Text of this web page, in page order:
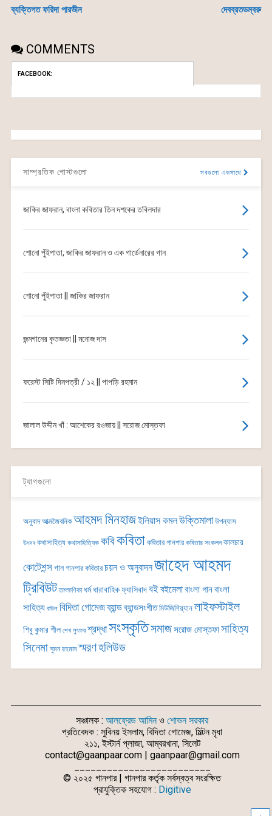
ব্যক্তিগত ফরিদা পারভীন দেবব্রতডম্বরু
COMMENTS
FACEBOOK:
সাম্প্রতিক পোস্টগুলো সবগুলো একসাথে
জাকির জাফরান, বাংলা কবিতার তিন দশকের তবিলদার
শোনো পুঁইপাতা, জাকির জাফরান ও এক গার্ডেনারের গান
শোনো পুঁইপাতা || জাকির জাফরান
জন্মগানের কৃতজ্ঞতা || মনোজ দাস
ফরেস্ট সিটি দিনপত্রী / ১২ || পাপড়ি রহমান
জালাল উদ্দীন খাঁ : আশেকের রওজায় || সরোজ মোস্তফা
ট্যাগগুলো
অনুবাদ আত্মজৈবনিক আহমদ মিনহাজইলিয়াস কমলউক্তিমালা উপন্যাস
উৎসব কথাসাহিত্য কথাসাহিত্যিক কবিকবিতা কবিতার গানপার কবিতার সংকলন কালচার
কোটেশন্সগান গানপার কবিতার চয়ন ও অনুবাদনজাহেদ আহমদ
ট্রিবিউট তাৎক্ষণিকা ধর্ম ধারাবাহিকফ্যাসিবাদবইবইমেলাবাংলা গানবাংলা
সাহিত্য বাউল বিদিতা গোমেজব্যান্ডব্যান্ডসংগীত মিউজিশিয়্যান লাইফস্টাইল
শিবু কুমার শীল শেখ লুৎফর শ্রদ্ধাসংস্কৃতিসমাজসরোজ মোস্তফাসাহিত্য
সিনেমা সুমন রহমান স্মরণহলিউড
সঞ্চালক : আলফ্রেড আমিনও শোভন সরকার
প্রতিবেদক : সুবিনয় ইসলাম, বিদিতা গোমেজ, মিল্টন মৃধা
২১১, ইস্টার্ন প্লাজা, আম্বরখানা, সিলেট
contact@gaanpaar.com | gaanpaar@gmail.com
© ২০২৫ গানপার | গানপার কর্তৃক সর্বস্বত্ব সংরক্ষিত
প্রাযুক্তিক সহযোগ : Digitive